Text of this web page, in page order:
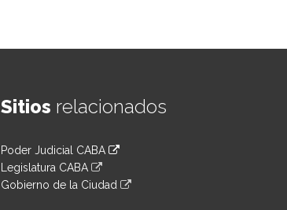
Sitios relacionados
Poder Judicial CABA
Legislatura CABA
Gobierno de la Ciudad